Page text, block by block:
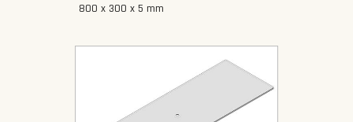
800 x 300 x 5 mm